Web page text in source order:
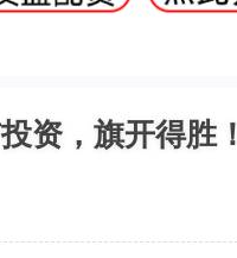
资，旗开得胜！